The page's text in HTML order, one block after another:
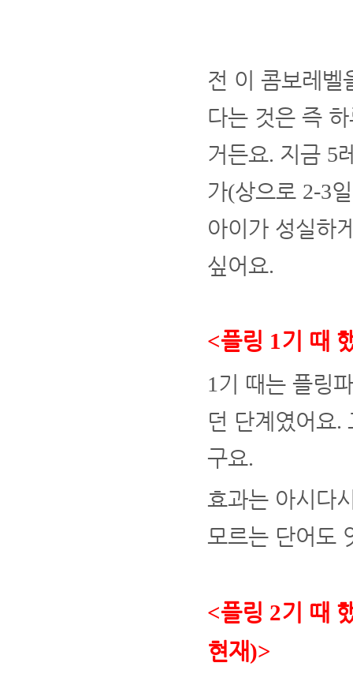
전 이 콤보레벨
다는 것은 즉
거든요. 지금 5
가(상으로 2-3
아이가 성실하
싶어요.
<플링 1기 때
1 기 때는 플링
던 단계였어요.
구요.
효과는 아시다
모르는 단어도
<플링 2기 때
현재)>